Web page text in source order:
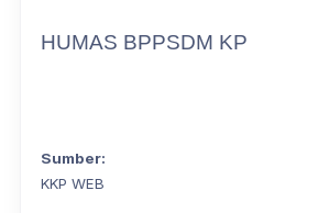
HUMAS BPPSDM KP
Sumber:
KKP WEB